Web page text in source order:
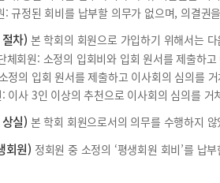
: 규정된 회비를 납부할 의무가 없으며, 의결권
차) 본 학회의 회원으로 가입하기 위해서는
체회원: 소정의 입회비와 입회 원서를 제출하
정의 입회 원서를 제출하고 이사회의 심의를
이사 3인 이상의 추천으로 이사회의 심의를 거
실) 본 학회 회원으로서의 의무를 수행하지
회원) 정회원 중 소정의 ‘평생회원 회비’를 납